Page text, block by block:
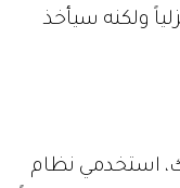
ولكنه سيأخذ
استخدمي نظام